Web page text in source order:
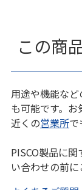
この商
用途や機能な
も可能です。お
近くの営業所で
PISCO製品に
い合わせの前に